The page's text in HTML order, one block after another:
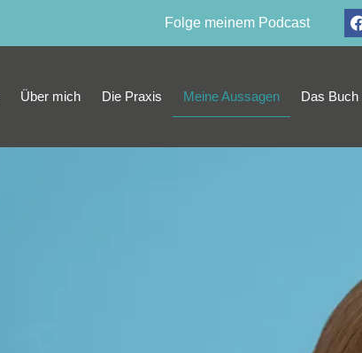
Folge meinem Podcast
Über mich Die Praxis Meine Aussagen Das Buch